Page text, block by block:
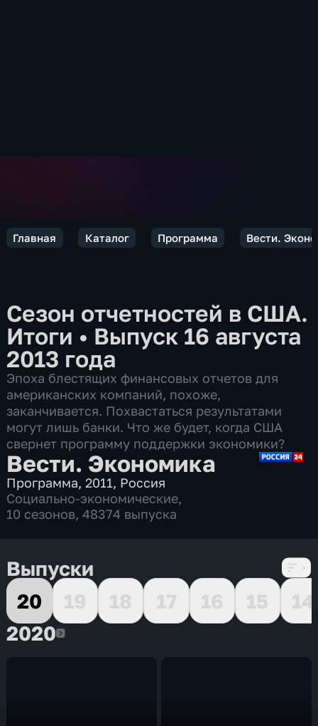
Главная Каталог Программа Вести.
Сезон отчетностей в США.
Итоги • Выпуск 16 августа
2013 года
Эпоха блестящих финансовых отчетов для
американских компаний, похоже,
заканчивается. Похвастаться результатами
могут лишь банки. Что же будет, когда США
свернет программу поддержки экономики?
Вести. Экономика
Программа,2011, Россия
Социально-экономические,
10 сезонов, 48374 выпуска
Выпуски
20
19 18 17 16 15
14
20202020